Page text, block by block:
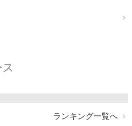
ランキング一覧へ